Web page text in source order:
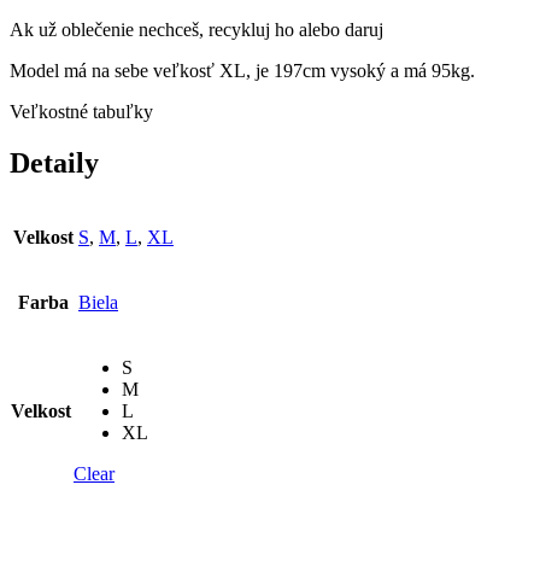
Ak už oblečenie nechceš, recykluj ho alebo daruj
Model má na sebe veľkosť XL, je 197cm vysoký a má 95kg.
Veľkostné tabuľky
Detaily
Velkost S, M, L, XL
Farba Biela
Velkost
S
M
L
XL
Clear